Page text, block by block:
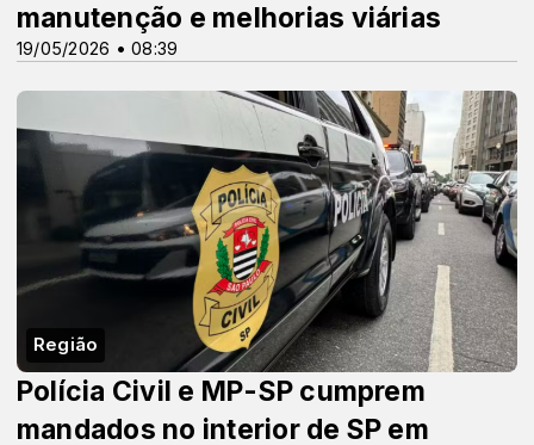
19/05/2026 • 08:39
manutenção e melhorias viárias
Região
Polícia Civil e MP-SP cumprem
mandados no interior de SP em